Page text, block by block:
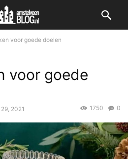
voor goede doelen
voor goede
2021 0
1750